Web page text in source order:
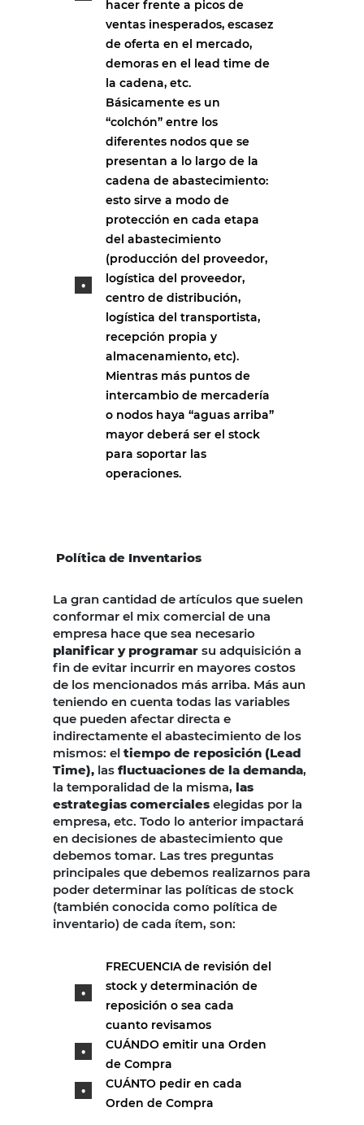
hacer frente a picos de
ventas inesperados, escasez
de oferta en el mercado,
demoras en el lead time de
la cadena, etc.
Básicamente es un
“colchón” entre los
diferentes nodos que se
presentan a lo largo de la
cadena de abastecimiento:
esto sirve a modo de
protección en cada etapa
del abastecimiento
(producción del proveedor,
logística del proveedor,
centro de distribución,
logística del transportista,
recepción propia y
almacenamiento, etc).
Mientras más puntos de
intercambio de mercadería
o nodos haya “aguas arriba”
mayor deberá ser el stock
para soportar las
operaciones.
Política de Inventarios
La gran cantidad de artículos que suelen
conformar el mix comercial de una
empresa hace que sea necesario
planificar y programar su adquisición a
fin de evitar incurrir en mayores costos
de los mencionados más arriba. Más aun
teniendo en cuenta todas las variables
que pueden afectar directa e
indirectamente el abastecimiento de los
mismos: el tiempo de reposición (Lead
Time), las fluctuaciones de la demanda,
la temporalidad de la misma, las
estrategias comerciales elegidas por la
empresa, etc. Todo lo anterior impactará
en decisiones de abastecimiento que
debemos tomar. Las tres preguntas
principales que debemos realizarnos para
poder determinar las políticas de stock
(también conocida como política de
inventario) de cada ítem, son:
FRECUENCIA de revisión del
stock y determinación de
reposición o sea cada
cuanto revisamos
CUÁNDO emitir una Orden
de Compra
CUÁNTO pedir en cada
Orden de Compra